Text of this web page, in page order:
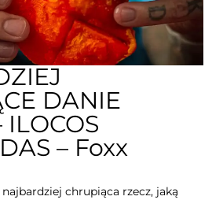
DANIE
ILOCOS
– Foxx
chrupiąca rzecz, jaką